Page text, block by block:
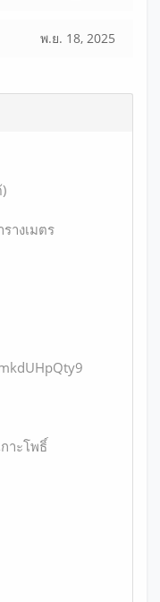
พ.ย. 18, 2025
างเมตร
าะโพธิ์